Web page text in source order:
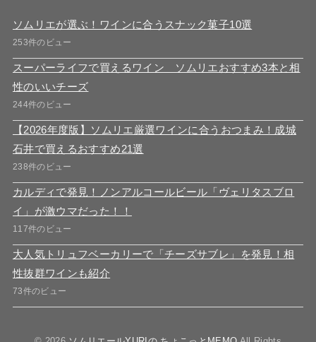
ソムリエが選ぶ！ワインに合うスナック菓子10選
253件のビュー
スーパーライフで買えるワイン ソムリエおすすめ3本と相
性のいいチーズ
244件のビュー
【2026年度版】ソムリエ厳選ワインに合うおつまみ！成城
石井で買えるおすすめ21選
238件のビュー
カルディで発見！ノンアルコールビール「ヴェリタスブロ
イ」が激ウマだった！！
117件のビュー
大人気トリュフベーカリーで「チーズサブレ」を発見！相
性抜群ワインも紹介
73件のビュー